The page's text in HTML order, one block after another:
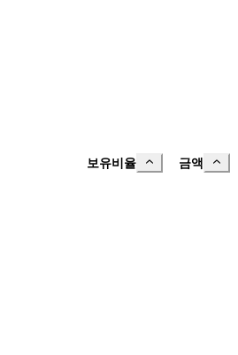
보유비율 금액